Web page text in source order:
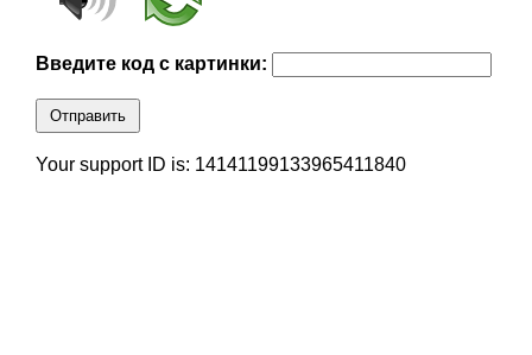
Введите код с картинки:
Отправить
Your support ID is: 14141199133965411840